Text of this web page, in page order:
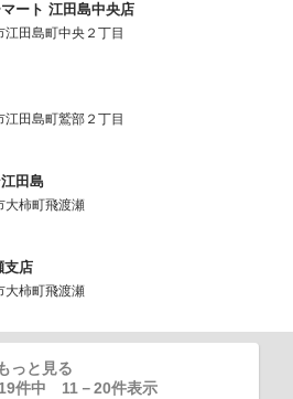
ート 江田島中央店
江田島町中央２丁目
江田島町鷲部２丁目
田島
大柿町飛渡瀬
支店
大柿町飛渡瀬
っと見る
件中 11 －20件表示